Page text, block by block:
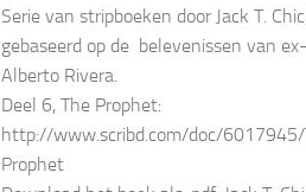
Serie van stripboeken door Jack T.
gebaseerd op de belevenissen van
Alberto Rivera.
Deel 6, The Prophet:
http://www.scribd.com/doc/
Prophet